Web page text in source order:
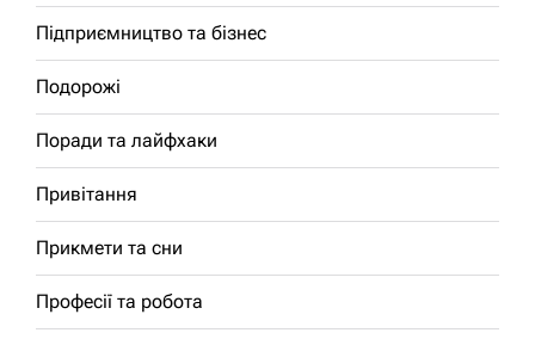
Підприємництво та бізнес
Подорожі
Поради та лайфхаки
Привітання
Прикмети та сни
Професії та робота